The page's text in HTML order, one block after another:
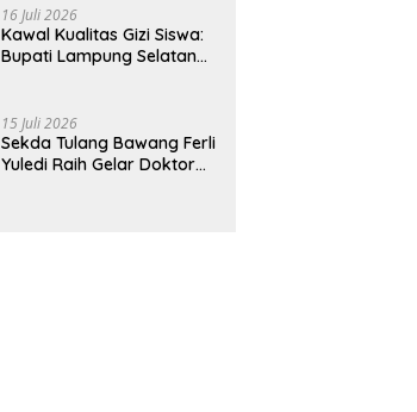
Terintegrasi Pertama di
Lampung
16 Juli 2026
Kawal Kualitas Gizi Siswa:
Bupati Lampung Selatan
Bergizi Gratis di Natar
15 Juli 2026
Sekda Tulang Bawang Ferli
Yuledi Raih Gelar Doktor